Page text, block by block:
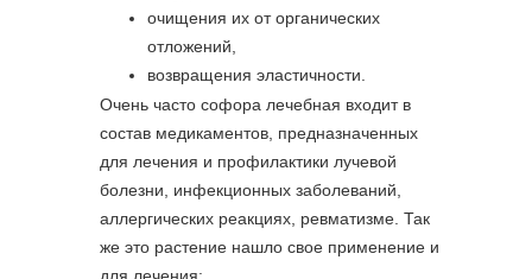
очищения их от органических
отложений,
возвращения эластичности.
Очень часто софора лечебная входит в
состав медикаментов, предназначенных
для лечения и профилактики лучевой
болезни, инфекционных заболеваний,
аллергических реакциях, ревматизме. Так
же это растение нашло свое применение и